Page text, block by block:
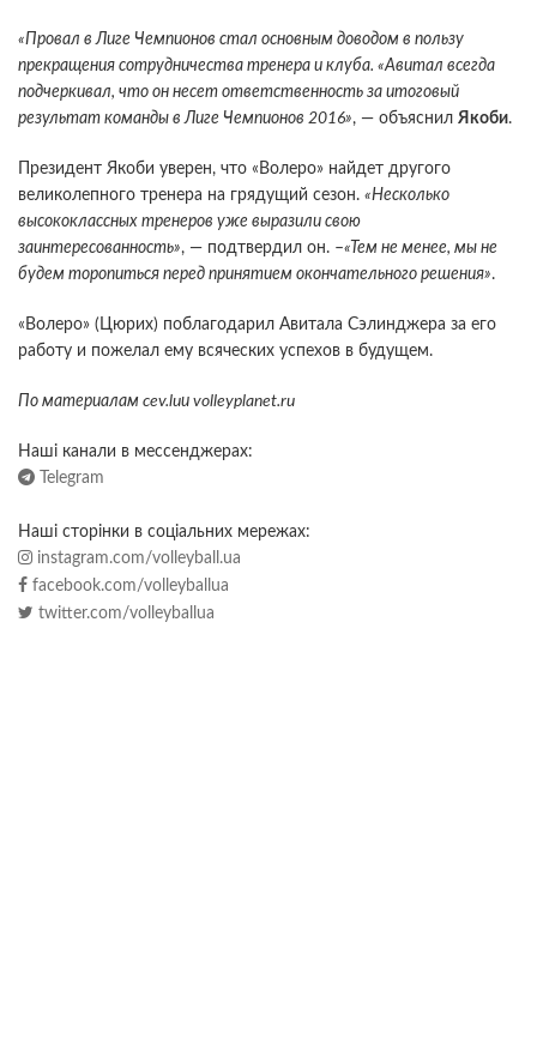
«Провал в Лиге Чемпионов стал основным доводом в пользу
прекращения сотрудничества тренера и клуба. «Авитал всегда
подчеркивал, что он несет ответственность за итоговый
результат команды в Лиге Чемпионов 2016», — объяснил Якоби.
Президент Якоби уверен, что «Волеро» найдет другого
великолепного тренера на грядущий сезон. «Несколько
высококлассных тренеров уже выразили свою
заинтересованность», — подтвердил он. –«Тем не менее, мы не
будем торопиться перед принятием окончательного решения».
«Волеро» (Цюрих) поблагодарил Авитала Сэлинджера за его
работу и пожелал ему всяческих успехов в будущем.
По материалам cev.luи volleyplanet.ru
Наші канали в мессенджерах:
Telegram
Наші сторінки в соціальних мережах:
instagram.com/volleyball.ua
facebook.com/volleyballua
twitter.com/volleyballua